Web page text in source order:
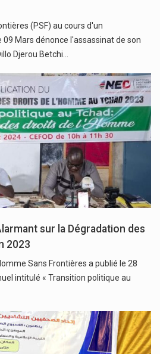
(PSF) au cours d'un
Mars dénonce l'assassinat de son
Djerou Betchi…
sur la Dégradation des
2023
Sans Frontières a publié le 28
intitulé « Transition politique au